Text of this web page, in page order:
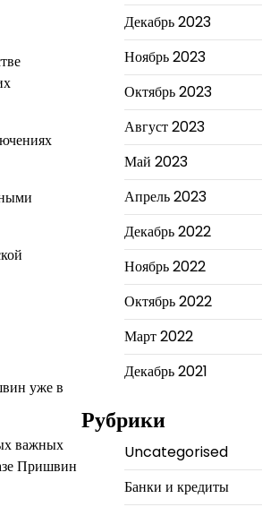
уже в
важных
Пришвин
Декабрь 2023
Ноябрь 2023
Октябрь 2023
Август 2023
Май 2023
Апрель 2023
Декабрь 2022
Ноябрь 2022
Октябрь 2022
Март 2022
Декабрь 2021
Рубрики
Uncategorised
Банки и кредиты